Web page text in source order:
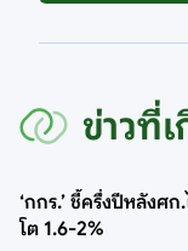
ข่าวที่
‘กกร.’ ชี้ครึ่งปีหลังศ
โต 1.6-2%